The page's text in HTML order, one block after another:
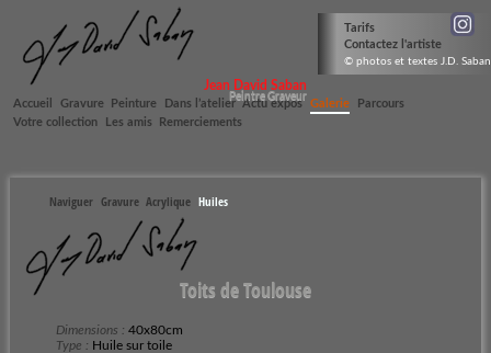
Jean David Saban
Peintre Graveur
Accueil Gravure Peinture Dans l’atelier Actu expos Galerie
Parcours
Votre collection
Les amis Remerciements
Tarifs
Contactez l'artiste
© photos et textes J.D. Saban
Naviguer Gravure Acrylique Huiles
Toits de Toulouse
Dimensions : 40x80cm
Type : Huile sur toile